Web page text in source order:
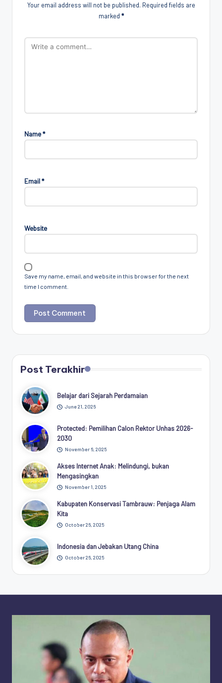
Your email address will not be published. Required fields are
marked *
Name*
Email*
Website
Save my name, email, and website in this browser for the next
time I comment.
Post Terakhir
Belajar dari Sejarah Perdamaian
June 21, 2026
Protected: Pemilihan Calon Rektor Unhas 2026-
2030
November 6, 2025
Akses Internet Anak: Melindungi, bukan
Mengasingkan
November 1, 2025
Kabupaten Konservasi Tambrauw: Penjaga Alam
Kita
October 26, 2025
Indonesia dan Jebakan Utang China
October 26, 2025